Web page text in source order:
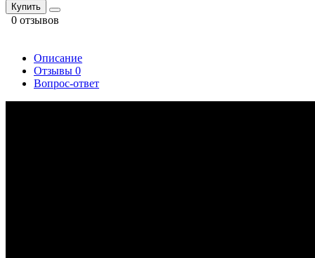
Купить
0 отзывов
Описание
Отзывы 0
Вопрос-ответ